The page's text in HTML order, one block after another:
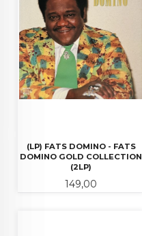
(LP) FATS DOMINO - FATS
DOMINO GOLD COLLECTION
(2LP)
Pris
149,00